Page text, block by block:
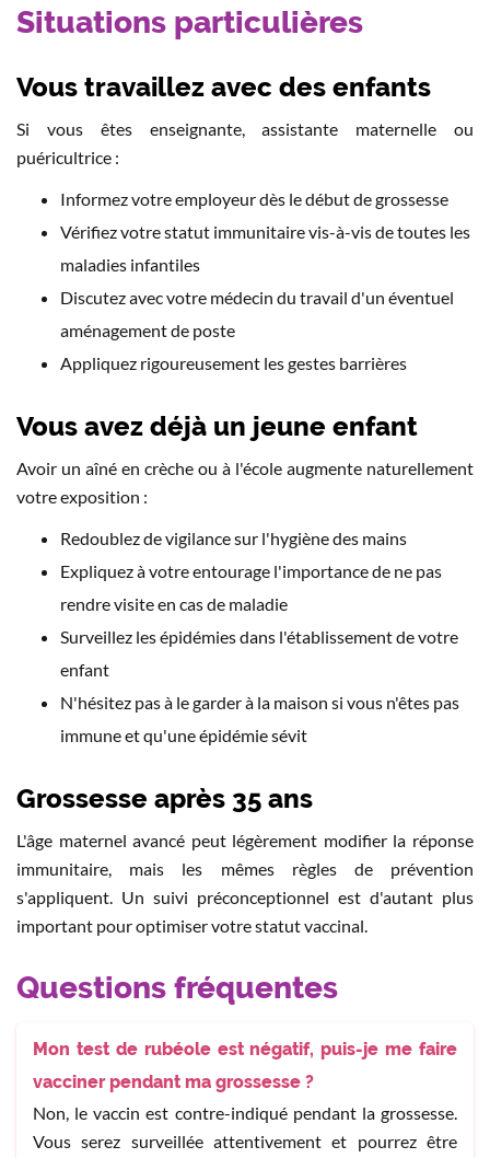
Situations particulières
Vous travaillez avec des enfants
Si vous êtes enseignante, assistante maternelle ou
puéricultrice :
Informez votre employeur dès le début de grossesse
Vérifiez votre statut immunitaire vis-à-vis de toutes les
maladies infantiles
Discutez avec votre médecin du travail d'un éventuel
aménagement de poste
Appliquez rigoureusement les gestes barrières
Vous avez déjà un jeune enfant
Avoir un aîné en crèche ou à l'école augmente naturellement
votre exposition :
Redoublez de vigilance sur l'hygiène des mains
Expliquez à votre entourage l'importance de ne pas
rendre visite en cas de maladie
Surveillez les épidémies dans l'établissement de votre
enfant
N'hésitez pas à le garder à la maison si vous n'êtes pas
immune et qu'une épidémie sévit
Grossesse après 35 ans
L'âge maternel avancé peut légèrement modifier la réponse
immunitaire, mais les mêmes règles de prévention
s'appliquent. Un suivi préconceptionnel est d'autant plus
important pour optimiser votre statut vaccinal.
Questions fréquentes
Mon test de rubéole est négatif, puis-je me faire
vacciner pendant ma grossesse ?
Non, le vaccin est contre-indiqué pendant la grossesse.
Vous serez surveillée attentivement et pourrez être